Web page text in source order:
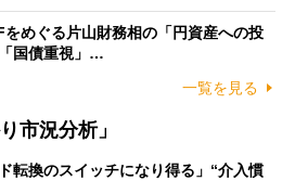
をめぐる片山財務相の「円資産への投
国債重視」…
一覧を見る
市況分析」
ド転換のスイッチになり得る」“介入慣